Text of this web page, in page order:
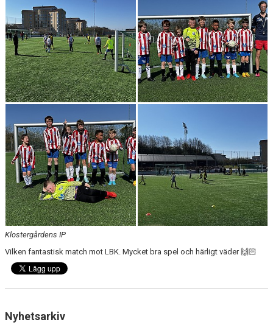
Klostergårdens IP
Vilken fantastisk match mot LBK. Mycket bra spel och härligt väder 🙌🏻
Nyhetsarkiv